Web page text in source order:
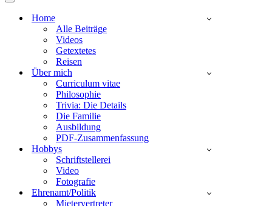
Home
Alle Beiträge
Videos
Getextetes
Reisen
Über mich
Curriculum vitae
Philosophie
Trivia: Die Details
Die Familie
Ausbildung
PDF-Zusammenfassung
Hobbys
Schriftstellerei
Video
Fotografie
Ehrenamt/Politik
Mietervertreter